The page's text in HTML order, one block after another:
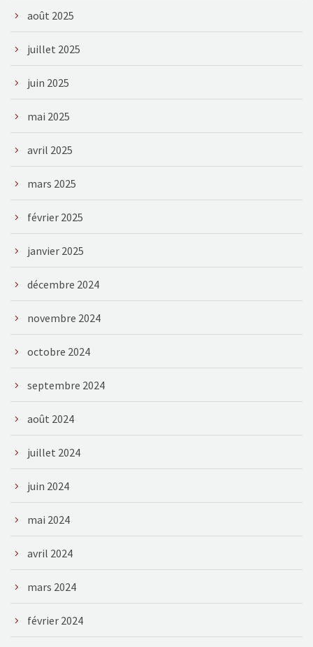
août 2025
juillet 2025
juin 2025
mai 2025
avril 2025
mars 2025
février 2025
janvier 2025
décembre 2024
novembre 2024
octobre 2024
septembre 2024
août 2024
juillet 2024
juin 2024
mai 2024
avril 2024
mars 2024
février 2024